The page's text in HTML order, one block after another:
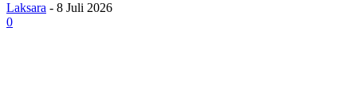
Laksara - 8 Juli 2026
0